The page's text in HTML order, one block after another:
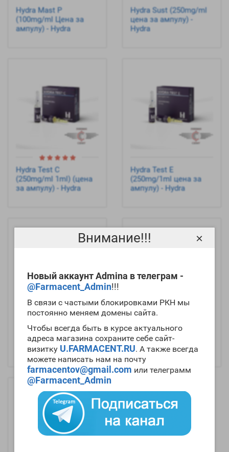
Внимание!!!
Новый аккаунт Admina в телеграм -
@Farmacent_Admin!!!
В связи с частыми блокировками РКН мы
постоянно меняем домены сайта.
Чтобы всегда быть в курсе актуального
адреса магазина сохраните себе сайт-
визитку U.FARMACENT.RU. А также всегда
можете написать нам на почту
farmacentov@gmail.com или телеграмм
@Farmacent_Admin
×
Hydra Mast P
(100mg/ml Цена за
ампулу) - Hydra
Hydra Sust (250mg/ml
цена за ампулу) -
Hydra
Hydra Test C
(250mg/ml 1ml) (цена
за ампулу) - Hydra
Hydra Test E
(250mg/1ml цена за
ампулу) - Hydra
Hydra Test P (100mg/ml
1ml цена за ампулу) -
Hydra
Hydra Test Ph 100
(100mg/1ml цена за
ампулу) - Hydra